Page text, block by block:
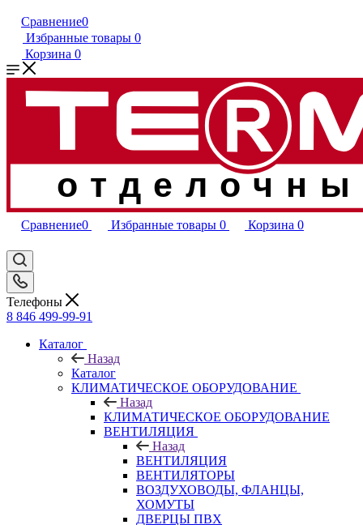
Сравнение0
Избранные товары 0
Корзина 0
Сравнение0 Избранные товары 0 Корзина 0
Телефоны
8 846 499-99-91
Каталог
Назад
Каталог
КЛИМАТИЧЕСКОЕ ОБОРУДОВАНИЕ
Назад
КЛИМАТИЧЕСКОЕ ОБОРУДОВАНИЕ
ВЕНТИЛЯЦИЯ
Назад
ВЕНТИЛЯЦИЯ
ВЕНТИЛЯТОРЫ
ВОЗДУХОВОДЫ, ФЛАНЦЫ,
ХОМУТЫ
ДВЕРЦЫ ПВХ